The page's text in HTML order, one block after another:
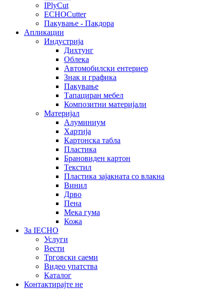
IPlyCut
ECHOCutter
Пакување - Пакдора
Апликации
Индустрија
Дихтунг
Облека
Автомобилски ентериер
Знак и графика
Пакување
Тапациран мебел
Композитни материјали
Материјал
Алуминиум
Хартија
Картонска табла
Пластика
Брановиден картон
Текстил
Пластика зајакната со влакна
Винил
Дрво
Пена
Мека гума
Кожа
За IECHO
Услуги
Вести
Трговски саеми
Видео упатства
Каталог
Контактирајте не